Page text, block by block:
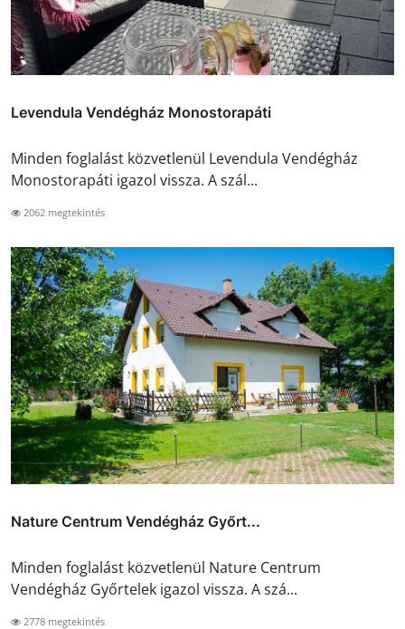
Levendula Vendégház Monostorapáti
Minden foglalást közvetlenül Levendula Vendégház
Monostorapáti igazol vissza. A szál...
2062 megtekintés
Nature Centrum Vendégház Győrt...
Minden foglalást közvetlenül Nature Centrum
Vendégház Győrtelek igazol vissza. A szá...
2778 megtekintés